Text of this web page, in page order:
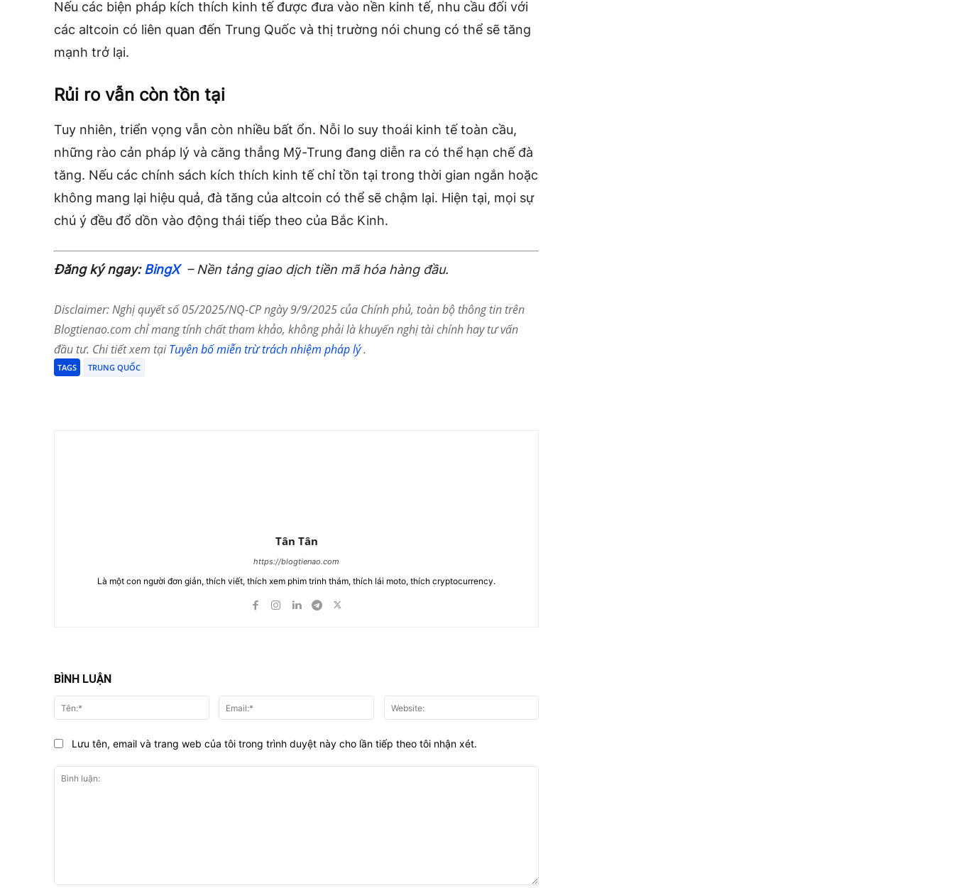
Nếu các biện pháp kích thích kinh tế được đưa vào nền kinh tế, nhu cầu đối với
các altcoin có liên quan đến Trung Quốc và thị trường nói chung có thể sẽ tăng
mạnh trở lại.
Rủi ro vẫn còn tồn tại
Tuy nhiên, triển vọng vẫn còn nhiều bất ổn. Nỗi lo suy thoái kinh tế toàn cầu,
những rào cản pháp lý và căng thẳng Mỹ-Trung đang diễn ra có thể hạn chế đà
tăng. Nếu các chính sách kích thích kinh tế chỉ tồn tại trong thời gian ngắn hoặc
không mang lại hiệu quả, đà tăng của altcoin có thể sẽ chậm lại. Hiện tại, mọi sự
chú ý đều đổ dồn vào động thái tiếp theo của Bắc Kinh.
Đăng ký ngay:BingX– Nền tảng giao dịch tiền mã hóa hàng đầu.
Disclaimer: Nghị quyết số 05/2025/NQ-CP ngày 9/9/2025 của Chính phủ, toàn bộ thông tin trên
Blogtienao.com chỉ mang tính chất tham khảo, không phải là khuyến nghị tài chính hay tư vấn
đầu tư. Chi tiết xem tạiTuyên bố miễn trừ trách nhiệm pháp lý.
TAGS TRUNG QUỐC
Tân Tân
https://blogtienao.com
Là một con người đơn giản, thích viết, thích xem phim trinh thám, thích lái moto, thích cryptocurrency.
BÌNH LUẬN
Tên:* Email:*
Lưu tên, email và trang web của tôi trong trình duyệt này cho lần tiếp theo tôi nhận xét.